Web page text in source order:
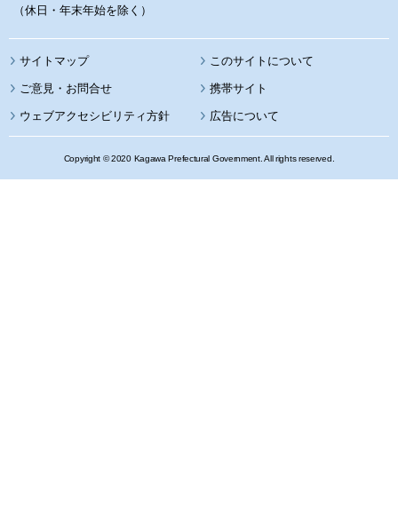
（休日・年末年始を除く）
サイトマップ このサイトについて
携帯サイト
ウェブアクセシビリティ方針 広告について
Copyright © 2020 Kagawa Prefectural Government. All rights reserved.